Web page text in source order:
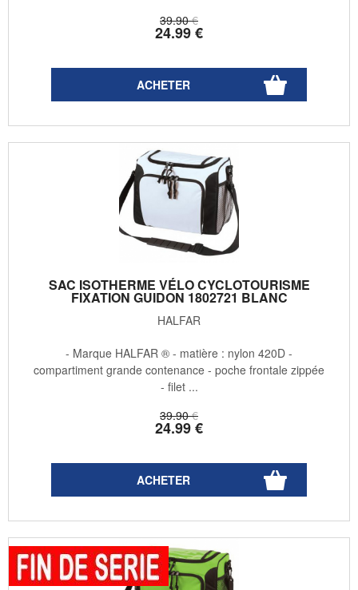
39.90 €
24.99€
SAC ISOTHERME VÉLO CYCLOTOURISME
FIXATION GUIDON 1802721 BLANC
HALFAR
39.90 €
24.99€
- Marque HALFAR ® - matière : nylon 420D -
compartiment grande contenance - poche frontale zippée
- filet ...